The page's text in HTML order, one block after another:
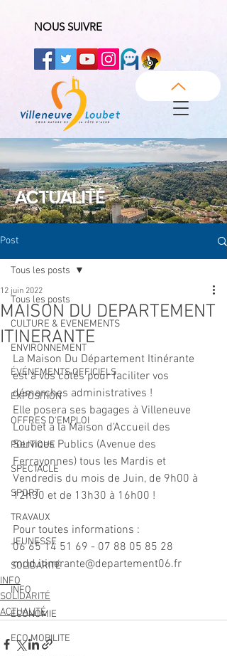
NOUS SUIVRE
ACTUALITÉ
Post
Tous les posts
CULTURE & EVENEMENTS
ENVIRONNEMENT
ÉVÉNEMENTS OFFICIELS
EXPOSITION
OFFRES D'EMPLOI
POLITIQUE
SPECTACLE
SPORT
TRAVAUX
JEUNESSE
SOLIDARITÉ
INFO
ECONOMIE
ECO MOBILITE
Tous les posts
MAISON DU DEPARTEMENT
ITINERANTE
12 juin 2022
La Maison Du Département Itinérante
est à vos côtés pour faciliter vos
démarches administratives !
Elle posera ses bagages à Villeneuve
Loubet à la Maison d'Accueil des
Services Publics (Avenue des
Ferrayonnes) tous les Mardis et
Vendredis du mois de Juin, de 9h00 à
12h30 et de 13h30 à 16h00 !
Pour toutes informations :
06 65 14 51 69 - 07 88 05 85 28
mdd.itinerante@departement06.fr
INFO
SOLIDARITÉ
ACTUALITÉ